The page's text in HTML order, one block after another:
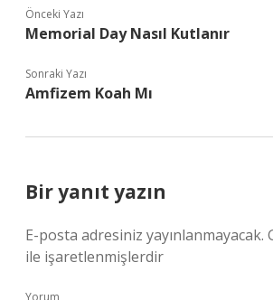
Önceki Yazı
Memorial Day Nasıl Kutlanır
Sonraki Yazı
Amfizem Koah Mı
Bir yanıt yazın
E-posta adresiniz yayınlanmayacak.
ile işaretlenmişlerdir
Yorum